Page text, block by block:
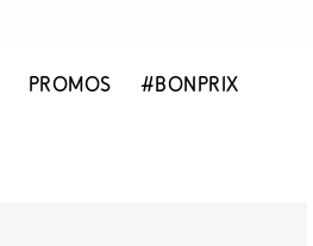
PROMOS #BONPRIX